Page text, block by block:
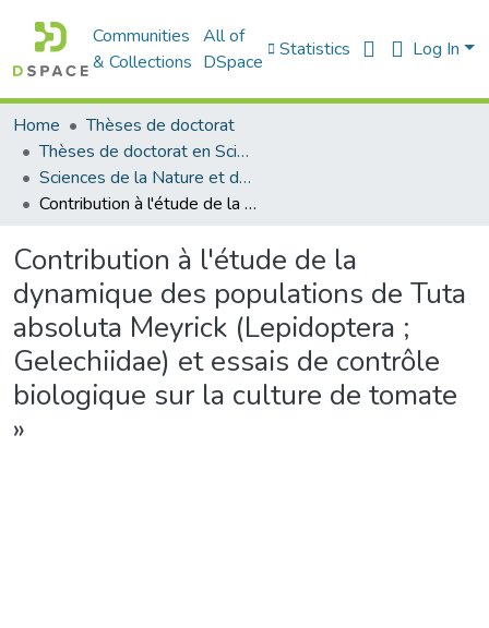
Communities
& Collections
All of
DSpace
Statistics Log In
Home
Thèses de doctorat
Thèses de doctorat en Sciences
Sciences de la Nature et de la Vie - علوم الطبيعة و الحياة
Contribution à l'étude de la dynamique des populations de Tuta absoluta Meyrick (Lepidoptera ; Gelechiidae) et essais de contrôle biologique sur la culture de tomate »
Contribution à l'étude de la
dynamique des populations de Tuta
absoluta Meyrick (Lepidoptera ;
Gelechiidae) et essais de contrôle
biologique sur la culture de tomate
»